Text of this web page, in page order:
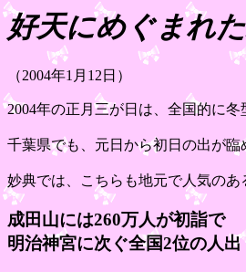
好天にめぐまれ
（2004年1月12日）
2004年の正月三が日は、全国的に
千葉県でも、元日から初日の出が臨
妙典では、こちらも地元で人気のあ
成田山には260万人が初詣で
明治神宮に次ぐ全国2位の人出